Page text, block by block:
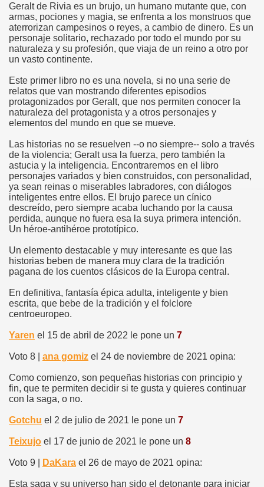
Geralt de Rivia es un brujo, un humano mutante que, con
armas, pociones y magia, se enfrenta a los monstruos que
aterrorizan campesinos o reyes, a cambio de dinero. Es un
personaje solitario, rechazado por todo el mundo por su
naturaleza y su profesión, que viaja de un reino a otro por
un vasto continente.
Este primer libro no es una novela, si no una serie de
relatos que van mostrando diferentes episodios
protagonizados por Geralt, que nos permiten conocer la
naturaleza del protagonista y a otros personajes y
elementos del mundo en que se mueve.
Las historias no se resuelven --o no siempre-- solo a través
de la violencia; Geralt usa la fuerza, pero también la
astucia y la inteligencia. Encontraremos en el libro
personajes variados y bien construidos, con personalidad,
ya sean reinas o miserables labradores, con diálogos
inteligentes entre ellos. El brujo parece un cínico
descreído, pero siempre acaba luchando por la causa
perdida, aunque no fuera esa la suya primera intención.
Un héroe-antihéroe prototípico.
Un elemento destacable y muy interesante es que las
historias beben de manera muy clara de la tradición
pagana de los cuentos clásicos de la Europa central.
En definitiva, fantasía épica adulta, inteligente y bien
escrita, que bebe de la tradición y el folclore
centroeuropeo.
Yaren el 15 de abril de 2022 le pone un 7
Voto 8 | ana gomiz el 24 de noviembre de 2021 opina:
Como comienzo, son pequeñas historias con principio y
fin, que te permiten decidir si te gusta y quieres continuar
con la saga, o no.
Gotchu el 2 de julio de 2021 le pone un 7
Teixujo el 17 de junio de 2021 le pone un 8
Voto 9 | DaKara el 26 de mayo de 2021 opina:
Esta saga y su universo han sido el detonante para iniciar